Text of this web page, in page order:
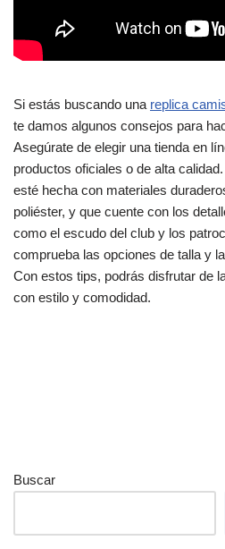
Si estás buscando una replica
te damos algunos consejos para
Asegúrate de elegir una tienda en
productos oficiales o de alta
esté hecha con materiales
poliéster, y que cuente con los
como el escudo del club y los
comprueba las opciones de talla y
Con estos tips, podrás disfrutar de
con estilo y comodidad.
Buscar